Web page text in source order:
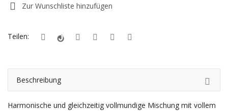
Zur Wunschliste hinzufügen
Teilen:
Beschreibung
Harmonische und gleichzeitig vollmundige Mischung mit vollem